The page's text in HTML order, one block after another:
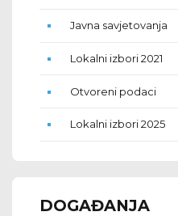
Javna savjetovanja
Lokalni izbori 2021
Otvoreni podaci
Lokalni izbori 2025
DOGAĐANJA